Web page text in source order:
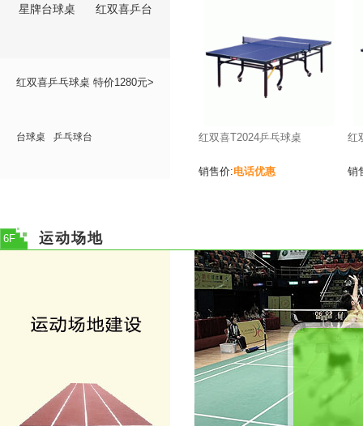
星牌台球桌 红双喜乒台
红双喜乒乓球桌 特价1280元>
台球桌 乒乓球台 红双喜T2024乒乓球桌
销售价:电话优惠
红
销
6F 运动场地